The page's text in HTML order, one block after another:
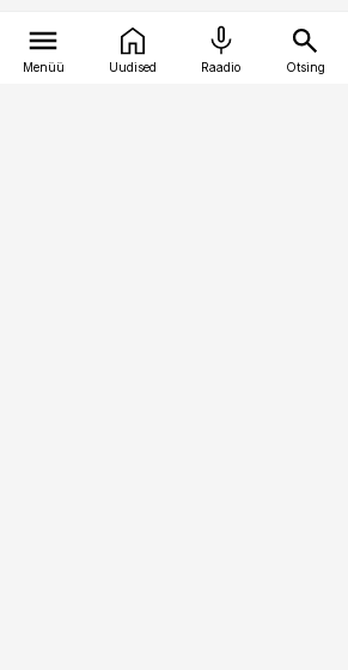
Menüü Uudised Raadio Otsing